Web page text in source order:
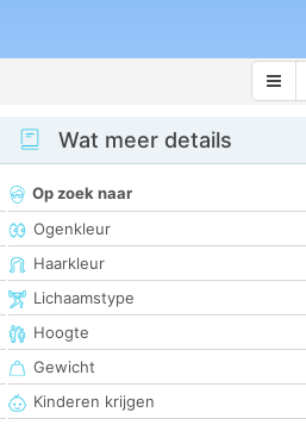
Wat meer details
Op zoek naar
Ogenkleur
Haarkleur
Lichaamstype
Hoogte
Gewicht
Kinderen krijgen